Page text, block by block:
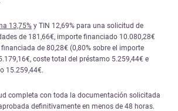
13,75% y TIN 12,69% para una solicitud de
de 181,66€, importe financiado 10.080,28€
de 80,28€ (0,80% sobre el importe
coste total del préstamo 5.259,44€ e
15.259,44€.
completa con toda la documentación solicitada
definitivamente en menos de 48 horas.